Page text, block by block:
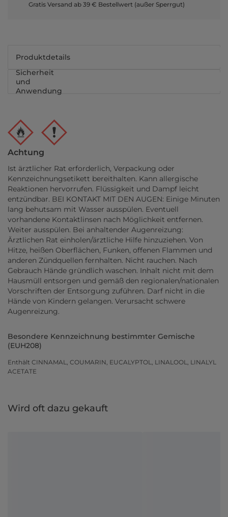
Gratis Versand ab 39 € Bestellwert (außer Sperrgut)
Produktdetails
Sicherheit
und
Anwendung
Achtung
Ist ärztlicher Rat erforderlich, Verpackung oder
Kennzeichnungsetikett bereithalten. Kann allergische
Reaktionen hervorrufen. Flüssigkeit und Dampf leicht
entzündbar. BEI KONTAKT MIT DEN AUGEN: Einige Minuten
lang behutsam mit Wasser ausspülen. Eventuell
vorhandene Kontaktlinsen nach Möglichkeit entfernen.
Weiter ausspülen. Bei anhaltender Augenreizung:
Ärztlichen Rat einholen/ärztliche Hilfe hinzuziehen. Von
Hitze, heißen Oberflächen, Funken, offenen Flammen und
anderen Zündquellen fernhalten. Nicht rauchen. Nach
Gebrauch Hände gründlich waschen. Inhalt nicht mit dem
Hausmüll entsorgen und gemäß den regionalen/nationalen
Vorschriften der Entsorgung zuführen. Darf nicht in die
Hände von Kindern gelangen. Verursacht schwere
Augenreizung.
Besondere Kennzeichnung bestimmter Gemische
(EUH208)
Enthält CINNAMAL, COUMARIN, EUCALYPTOL, LINALOOL, LINALYL
ACETATE
Wird oft dazu gekauft